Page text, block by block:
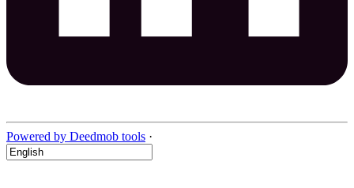
Powered by Deedmob tools ·